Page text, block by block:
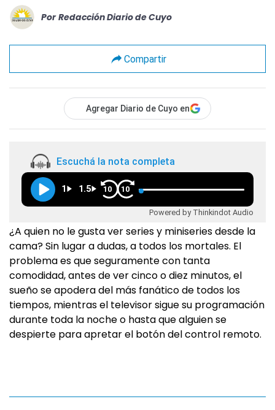
Por Redacción Diario de Cuyo
Compartir
Agregar Diario de Cuyo en
Escuchá la nota completa
1 1.5 10 10
Powered by Thinkindot Audio
¿A quien no le gusta ver series y miniseries desde la
cama? Sin lugar a dudas, a todos los mortales. El
problema es que seguramente con tanta
comodidad, antes de ver cinco o diez minutos, el
sueño se apodera del más fanático de todos los
tiempos, mientras el televisor sigue su programación
durante toda la noche o hasta que alguien se
despierte para apretar el botón del control remoto.